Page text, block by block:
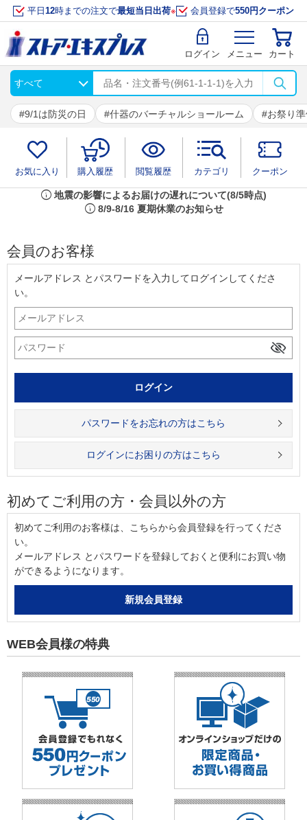
平日 12時までの注文で最短当日出荷※ 会員登録で550円クーポン
ログイン メニュー カート
9/1は防災の日 什器のバーチャルショールーム お祭り
お気に入り 購入履歴 閲覧履歴 カテゴリ クーポン
info 地震の影響によるお届けの遅れについて(8/5時点)
info 8/9-8/16 夏期休業のお知らせ
会員のお客様
メールアドレス とパスワードを入力してログインしてくださ
い。
パスワードをお忘れの方はこちら
ログインにお困りの方はこちら
初めてご利用の方・会員以外の方
初めてご利用のお客様は、こちらから会員登録を行ってくださ
い。
メールアドレス とパスワードを登録しておくと便利にお買い物
ができるようになります。
WEB会員様の特典